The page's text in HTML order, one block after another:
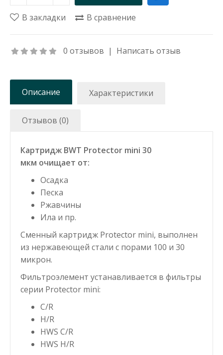
В закладки В сравнение
0 отзывов | Написать отзыв
Описание Характеристики
Отзывов (0)
Картридж BWT Protector mini 30
мкм очищает от:
Осадка
Песка
Ржавчины
Ила и пр.
Сменный картридж Protector mini, выполнен
из нержавеющей стали с порами 100 и 30
микрон.
Фильтроэлемент устанавливается в фильтры
серии Protector mini:
C/R
H/R
HWS C/R
HWS H/R